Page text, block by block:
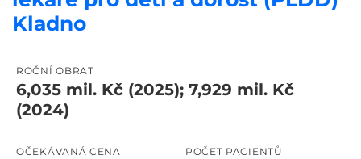
Kladno
ROČNÍ OBRAT
6,035 mil. Kč (2025); 7,929 mil. Kč
(2024)
OČEKÁVANÁ CENA POČET PACIENTŮ